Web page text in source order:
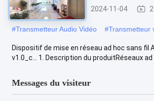
Réseau ad hoc 2024-11-04
#Transmetteur Audio Vidéo #Transmetteur
Dispositif de mise en réseau ad hoc sans fil
v1.0_c... 1. Description du produitRéseaux ad
Messages du visiteur